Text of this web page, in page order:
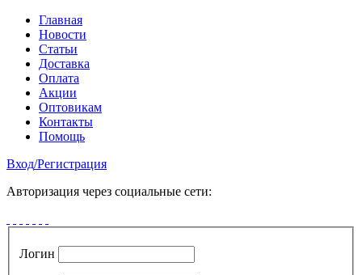
Главная
Новости
Статьи
Доставка
Оплата
Акции
Оптовикам
Контакты
Помощь
Вход/Регистрация
Авторизация через социальные сети:
Логин